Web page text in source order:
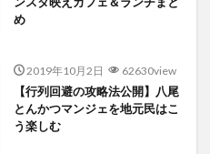
め
2019年10月2日 62630view
【行列回避の攻略法公開】八尾
とんかつマンジェを地元民はこ
う楽しむ